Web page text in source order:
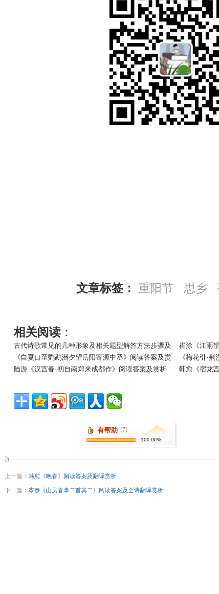
文章标签： 重阳节 思乡
相关阅读 ：
古代诗歌常见的几种形象及相关题型解答方法步骤及
崔涂《江雨
《自夏口至鹦鹉洲夕望岳阳寄源中丞》阅读答案及赏
《梅花引·
陆游《汉宫春·初自南郑来成都作》阅读答案及赏析
韩愈《宿龙
有帮助 (7)
100.00%
上一篇： 韩愈《晚春》阅读答案及翻译赏析
下一篇： 岑参《山房春事二首其二》阅读答案及全诗翻译赏析